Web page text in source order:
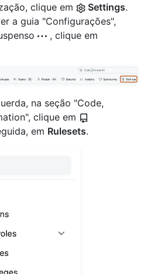
clique em
Settings.
a guia "Configurações",
, clique em
na seção "Code,
clique em
em Rulesets.